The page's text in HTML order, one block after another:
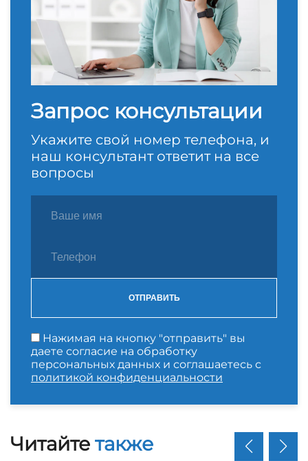
Запрос консультации
Укажите свой номер телефона, и
наш консультант ответит на все
вопросы
ОТПРАВИТЬ
Нажимая на кнопку "отправить" вы
даете согласие на обработку
персональных данных и соглашаетесь с
политикой конфиденциальности
Читайте также